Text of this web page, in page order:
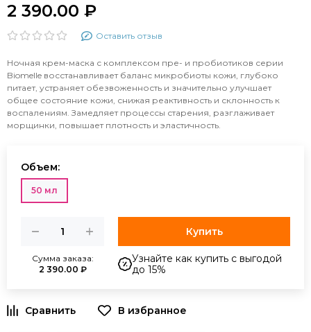
2 390.00 ₽
Оставить отзыв
Ночная крем-маска с комплексом пре- и пробиотиков серии
Biomelle восстанавливает баланс микробиоты кожи, глубоко
питает, устраняет обезвоженность и значительно улучшает
общее состояние кожи, снижая реактивность и склонность к
воспалениям. Замедляет процессы старения, разглаживает
морщинки, повышает плотность и эластичность.
Объем:
50 мл
Сумма заказа:
2 390.00 ₽
Купить
Узнайте как купить с выгодой
до 15%